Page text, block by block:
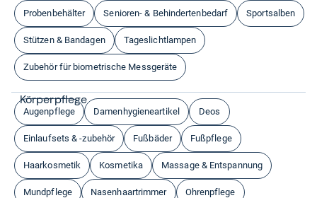
Probenbehälter Senioren- & Behindertenbedarf Sportsalben
Stützen & Bandagen Tageslichtlampen
Zubehör für biometrische Messgeräte
Kör­per­pflege
Augenpflege Damenhygieneartikel Deos
Einlaufsets & -zubehör Fußbäder Fußpflege
Haarkosmetik Kosmetika Massage & Entspannung
Mundpflege Nasenhaartrimmer Ohrenpflege